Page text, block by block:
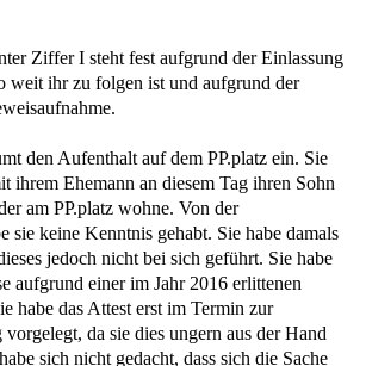
Ziffer I steht fest aufgrund der Einlassung
weit ihr zu folgen ist und aufgrund der
den Aufenthalt auf dem PP.platz ein. Sie
ihrem Ehemann an diesem Tag ihren Sohn
am PP.platz wohne. Von der
sie keine Kenntnis gehabt. Sie habe damals
jedoch nicht bei sich geführt. Sie habe
aufgrund einer im Jahr 2016 erlittenen
habe das Attest erst im Termin zur
da sie dies ungern aus der Hand
sich nicht gedacht, dass sich die Sache